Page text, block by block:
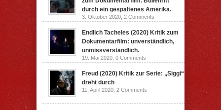
durch ein gespaltenes Amerika.
3. Oktober 2020, 2 Comments
Endlich Tacheles (2020) Kritik zum
Dokumentarfilm: unverständlich,
unmissverständlich.
19. Mai 2020, 0 Comments
Freud (2020) Kritik zur Serie: „Siggi“
dreht durch
11. April 2020, 2 Comments